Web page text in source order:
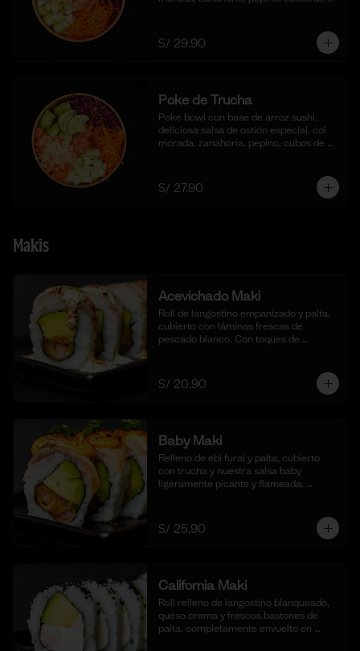
S/ 29.90
Poke de Trucha
Poke bowl con base de arroz sushi,
deliciosa salsa de ostión especial, col
morada, zanahoria, pepino, cubos de
S/ 27.90
Makis
Acevichado Maki
Roll de langostino empanizado y palta,
cubierto con láminas frescas de
pescado blanco. Con toques de
acevichada. (10 cortes).
S/ 20.90
Baby Maki
Relleno de ebi furai y palta, cubierto
con trucha y nuestra salsa baby
ligeramente picante y flameada.
S/ 25.90
California Maki
Roll relleno de langostino blanqueado,
queso crema y frescos bastones de
palta, completamente envuelto en